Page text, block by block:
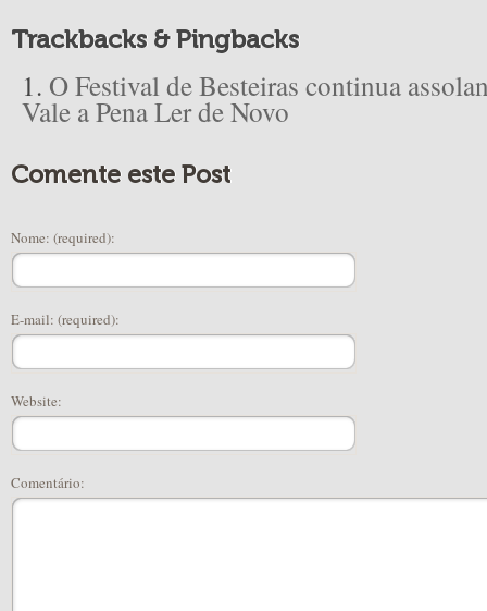
Trackbacks & Pingbacks
O Festival de Besteiras continua
Vale a Pena Ler de Novo
Comente este Post
Nome: (required):
E-mail: (required):
Website:
Comentário: